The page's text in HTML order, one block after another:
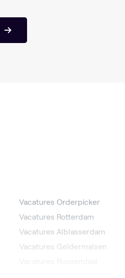
Vacatures Orderpicker
Vacatures Rotterdam
Vacatures Alblasserdam
Vacatures Geldermalsen